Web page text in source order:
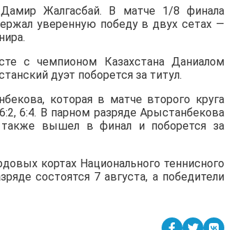
Жалгасбай. В матче 1/8 финала
уверенную победу в двух сетах —
с чемпионом Казахстана Даниалом
дуэт поборется за титул.
которая в матче второго круга
6:4. В парном разряде Арыстанбекова
вышел в финал и поборется за
кортах Национального теннисного
состоятся 7 августа, а победители